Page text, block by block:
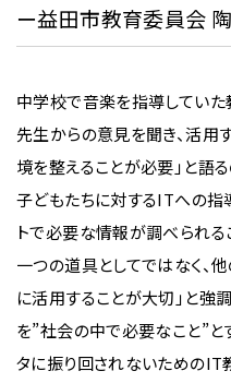
ー益田市教育委員会
中学校で音楽を指導してい
先生からの意見を聞き、活用
境を整えることが必要」と語
子どもたちに対するITへの指
トで必要な情報が調べられる
一つの道具としてではなく、
に活用することが大切」と強
を”社会の中で必要なこと”と
タに振り回されないためのIT